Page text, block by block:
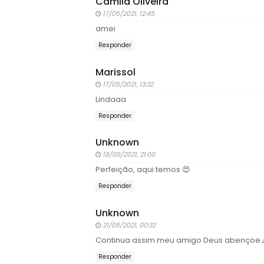
17/05/2021, 12:45
amei
Responder
Marissol
17/05/2021, 13:32
Lindaaa
Responder
Unknown
18/05/2021, 21:00
Perfeição, aqui temos 😍
Responder
Unknown
21/05/2021, 00:32
Continua assim meu amigo Deus abençoe
Responder